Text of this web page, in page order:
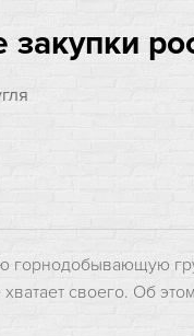
горнодобывающую
своего. Об